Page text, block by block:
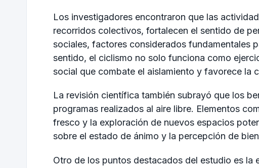
Los investigadores encontraron que las
recorridos colectivos, fortalecen el sentido de
sociales, factores considerados fundamentales
sentido, el ciclismo no solo funciona como
social que combate el aislamiento y favorece la
La revisión científica también subrayó que los
programas realizados al aire libre. Elementos
fresco y la exploración de nuevos espacios
sobre el estado de ánimo y la percepción de
Otro de los puntos destacados del estudio es la